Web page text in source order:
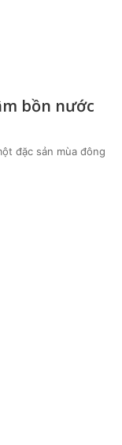
bồn nước
đặc sản mùa đông